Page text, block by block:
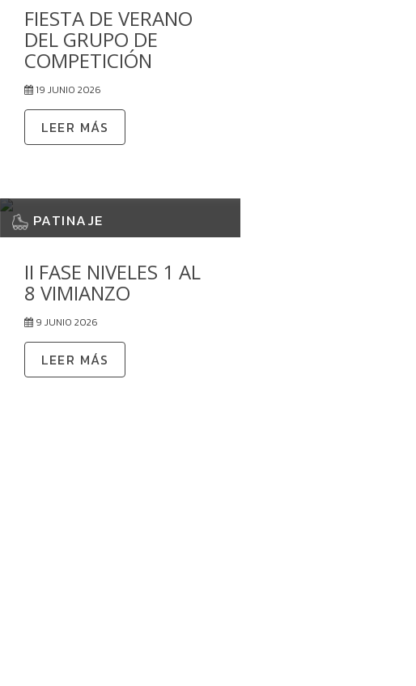
FIESTA DE VERANO
DEL GRUPO DE
COMPETICIÓN
19 JUNIO 2026
LEER MÁS
PATINAJE
II FASE NIVELES 1 AL
8 VIMIANZO
9 JUNIO 2026
LEER MÁS